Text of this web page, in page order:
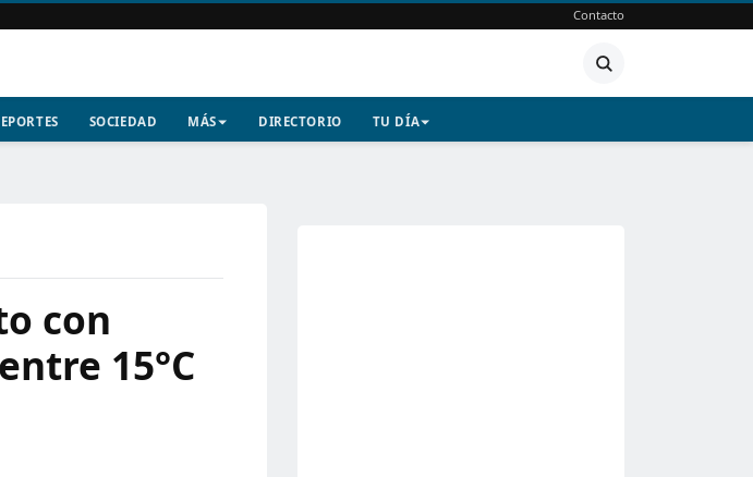
Contacto
SOCIEDAD MÁS DIRECTORIO TU DÍA
con
15°C